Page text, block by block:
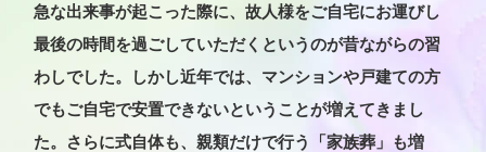
急な出来事が起こった際に、故人様をご自宅にお運びし
最後の時間を過ごしていただくというのが昔ながらの習
わしでした。しかし近年では、マンションや戸建ての方
でもご自宅で安置できないということが増えてきまし
た。さらに式自体も、親類だけで行う「家族葬」も増